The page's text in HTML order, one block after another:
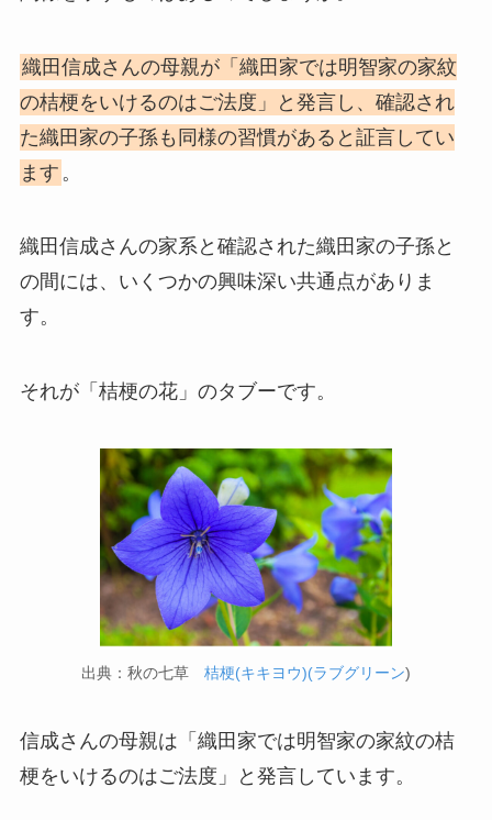
織田信成さんの母親が「織田家では明智家の家紋
の桔梗をいけるのはご法度」と発言し、確認され
た織田家の子孫も同様の習慣があると証言してい
ます 。
織田信成さんの家系と確認された織田家の子孫と
の間には、いくつかの興味深い共通点がありま
す。
それが「桔梗の花」のタブーです。
出典：秋の七草 桔梗(キキヨウ)(ラブグリーン)
信成さんの母親は「織田家では明智家の家紋の桔
梗をいけるのはご法度」と発言しています。